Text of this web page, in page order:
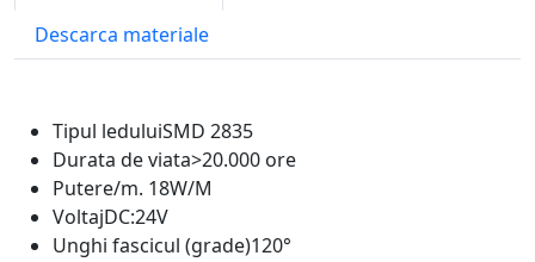
Descarca materiale
Tipul leduluiSMD 2835
Durata de viata>20.000 ore
Putere/m. 18W/M
VoltajDC:24V
Unghi fascicul (grade)120°